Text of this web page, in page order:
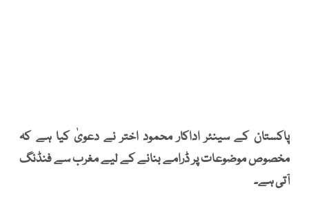
پاکستان کے سینئر اداکار محمود اختر نے دعویٰ کیا ہے کہ
مخصوص موضوعات پر ڈرامے بنانے کے لیے مغرب سے فنڈنگ
آتی ہے۔